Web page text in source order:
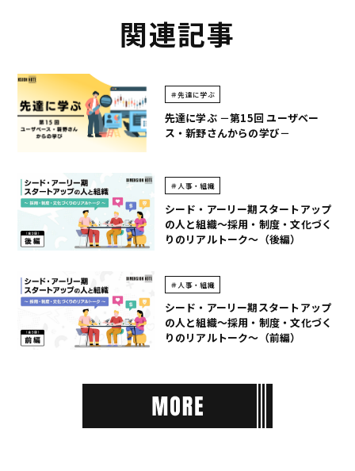
関連記事
＃先達に学ぶ
先達に学ぶ －第15回 ユーザベー
ス・新野さんからの学び－
＃人事・組織
シード・アーリー期スタートアップ
の人と組織～採用・制度・文化づく
りのリアルトーク～（後編）
＃人事・組織
シード・アーリー期スタートアップ
の人と組織～採用・制度・文化づく
りのリアルトーク～（前編）